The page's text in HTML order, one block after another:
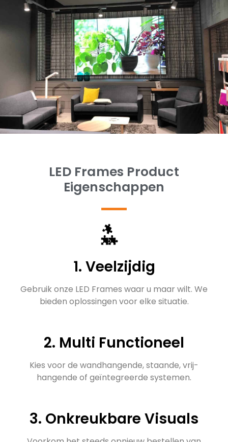
LED Frames Product
Eigenschappen
1. Veelzijdig
Gebruik onze LED Frames waar u maar wilt. We
bieden oplossingen voor elke situatie.
2. Multi Functioneel
Kies voor de wandhangende, staande, vrij-
hangende of geïntegreerde systemen.
3. Onkreukbare Visuals